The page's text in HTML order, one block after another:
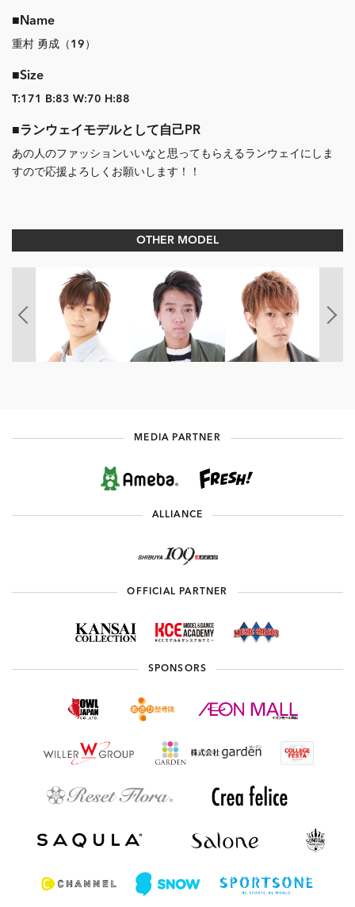
■Name
重村 勇成（19）
■Size
T:171 B:83 W:70 H:88
■ランウェイモデルとして自己PR
あの人のファッションいいなと思ってもらえるランウェイにしま
すので応援よろしくお願いします！！
OTHER MODEL
MEDIA PARTNER
ALLIANCE
OFFICIAL PARTNER
SPONSORS